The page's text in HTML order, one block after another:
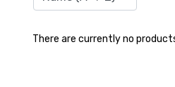
ABOUT US
There are currently no